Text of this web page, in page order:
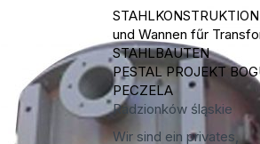
und Wannen fűr
STAHLBAUTEN
PESTAL PROJEKT
PECZELA
Radzionków śląskie
Wir sind ein privates,